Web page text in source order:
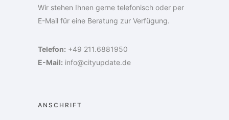
Wir stehen Ihnen gerne telefonisch oder per
E-Mail für eine Beratung zur Verfügung.
Telefon: +49 211.6881950
E-Mail: info@cityupdate.de
ANSCHRIFT